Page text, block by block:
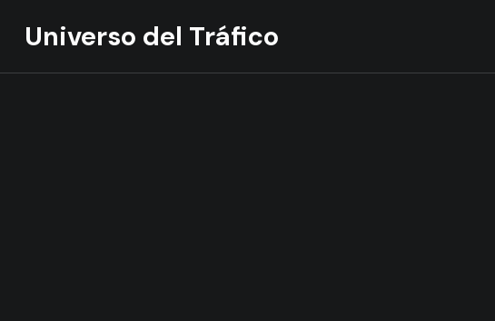
Universo del Tráfico